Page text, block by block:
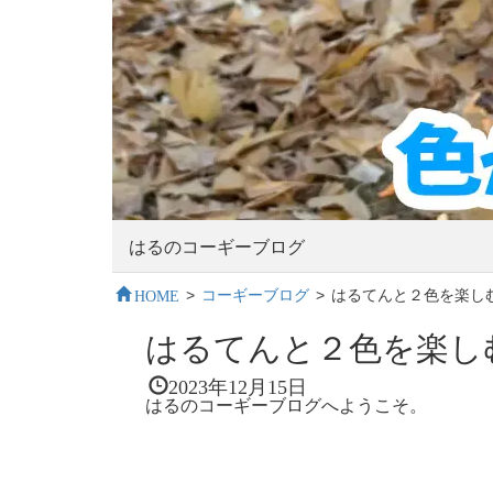
はるのコーギーブログ
HOME > コーギーブログ > はるてんと２色を楽し
はるてんと２色を楽し
2023年12月15日
はるのコーギーブログへようこそ。